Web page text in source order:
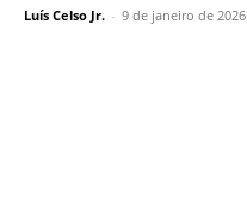
Luís Celso Jr. - 9 de janeiro de 2026